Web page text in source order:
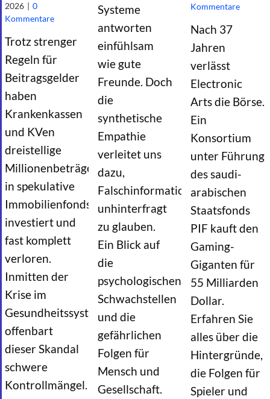
2026 | 0
Kommentare
Trotz strenger
Regeln für
Beitragsgelder
haben
Krankenkassen
und KVen
dreistellige
Millionenbeträge
in spekulative
Immobilienfonds
investiert und
fast komplett
verloren.
Inmitten der
Krise im
Gesundheitssystem
offenbart
dieser Skandal
schwere
Kontrollmängel.
Systeme
antworten
einfühlsam
wie gute
Freunde. Doch
die
synthetische
Empathie
verleitet uns
dazu,
Falschinformationen
unhinterfragt
zu glauben.
Ein Blick auf
die
psychologischen
Schwachstellen
und die
gefährlichen
Folgen für
Mensch und
Gesellschaft.
Kommentare
Nach 37
Jahren
verlässt
Electronic
Arts die Börse.
Ein
Konsortium
unter Führung
des saudi-
arabischen
Staatsfonds
PIF kauft den
Gaming-
Giganten für
55 Milliarden
Dollar.
Erfahren Sie
alles über die
Hintergründe,
die Folgen für
Spieler und